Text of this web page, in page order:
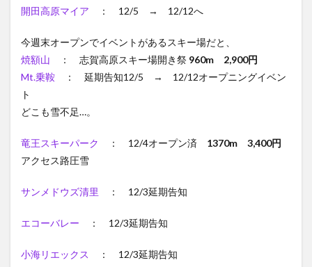
開田高原マイア ： 12/5 → 12/12へ
今週末オープンでイベントがあるスキー場だと、
焼額山 ： 志賀高原スキー場開き祭 960m 2,900円
Mt.乗鞍 ： 延期告知12/5 → 12/12オープニングイベン
ト
どこも雪不足…。
竜王スキーパーク ： 12/4オープン済 1370m 3,400円
アクセス路圧雪
サンメドウズ清里 ： 12/3延期告知
エコーバレー ： 12/3延期告知
小海リエックス ： 12/3延期告知